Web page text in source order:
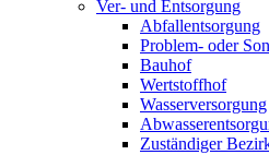
Ver- und Entsorgung
Abfallentsorgung
Problem- oder
Bauhof
Wertstoffhof
Wasserversorgung
Zuständiger